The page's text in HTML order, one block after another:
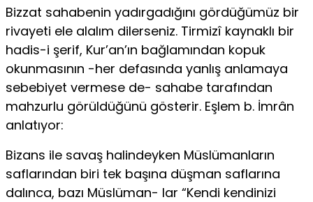
Bizzat sahabenin yadırgadığını gördüğümüz bir
rivayeti ele alalım dilerseniz. Tirmizî kaynaklı bir
hadis-i şerif, Kur’an’ın bağlamından kopuk
okunmasının -her defasında yanlış an­lamaya
sebebiyet vermese de- sahabe tarafından
mahzurlu görüldüğünü gösterir. Eşlem b. İmrân
anlatıyor:
Bizans ile savaş halindeyken Müslümanların
saflarından biri tek başına düşman saflarına
dalınca, bazı Müslüman- lar “Kendi kendinizi